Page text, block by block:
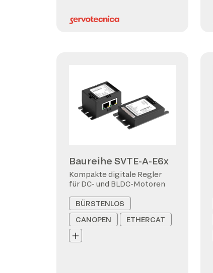
Baureihe SVTE-A-E6x
Kompakte digitale Regler
für DC- und BLDC-Motoren
BÜRSTENLOS
CANOPEN
ETHERCAT